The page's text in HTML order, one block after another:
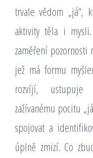
trvale vědom „já“,
aktivity těla i
zaměření
jež má formu
rozvíjí, ustupuje
zažívanému pocitu
spojovat a
úplně zmizí. Co